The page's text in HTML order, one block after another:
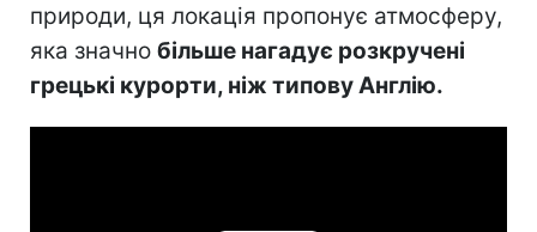
природи, ця локація пропонує атмосферу,
яка значно більше нагадує розкручені
грецькі курорти, ніж типову Англію.